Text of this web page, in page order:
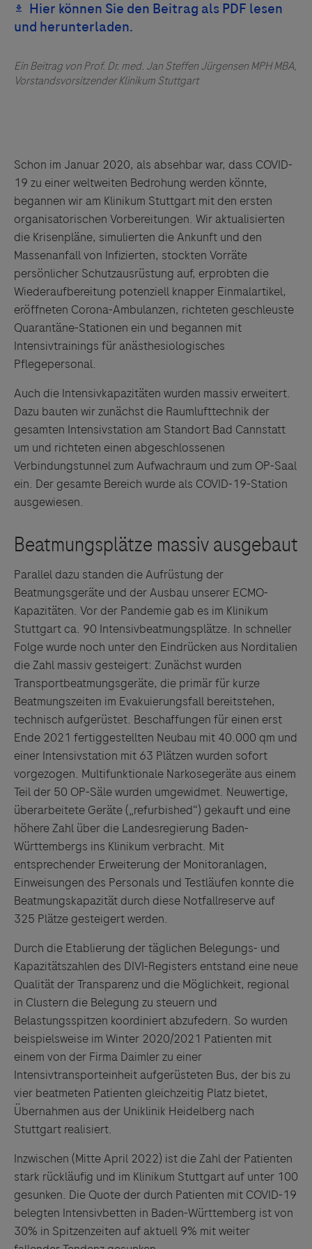
Ein Beitrag von Prof. Dr. med. Jan Steffen Jürgensen MPH MBA,
Vorstandsvorsitzender Klinikum Stuttgart
Schon im Januar 2020, als absehbar war, dass COVID-
19 zu einer weltweiten Bedrohung werden könnte,
begannen wir am Klinikum Stuttgart mit den ersten
organisatorischen Vorbereitungen. Wir aktualisierten
die Krisenpläne, simulierten die Ankunft und den
Massenanfall von Infizierten, stockten Vorräte
persönlicher Schutzausrüstung auf, erprobten die
Wiederaufbereitung potenziell knapper Einmalartikel,
eröffneten Corona-Ambulanzen, richteten geschleuste
Quarantäne-Stationen ein und begannen mit
Intensivtrainings für anästhesiologisches
Pflegepersonal.
Auch die Intensivkapazitäten wurden massiv erweitert.
Dazu bauten wir zunächst die Raumlufttechnik der
gesamten Intensivstation am Standort Bad Cannstatt
um und richteten einen abgeschlossenen
Verbindungstunnel zum Aufwachraum und zum OP-Saal
ein. Der gesamte Bereich wurde als COVID-19-Station
ausgewiesen.
Parallel dazu standen die Aufrüstung der
Beatmungsgeräte und der Ausbau unserer ECMO-
Kapazitäten. Vor der Pandemie gab es im Klinikum
Stuttgart ca. 90 Intensivbeatmungsplätze. In schneller
Folge wurde noch unter den Eindrücken aus Norditalien
die Zahl massiv gesteigert: Zunächst wurden
Transportbeatmungsgeräte, die primär für kurze
Beatmungszeiten im Evakuierungsfall bereitstehen,
technisch aufgerüstet. Beschaffungen für einen erst
Ende 2021 fertiggestellten Neubau mit 40.000 qm und
einer Intensivstation mit 63 Plätzen wurden sofort
vorgezogen. Multifunktionale Narkosegeräte aus einem
Teil der 50 OP-Säle wurden umgewidmet. Neuwertige,
überarbeitete Geräte („refurbished“) gekauft und eine
höhere Zahl über die Landesregierung Baden-
Württembergs ins Klinikum verbracht. Mit
entsprechender Erweiterung der Monitoranlagen,
Einweisungen des Personals und Testläufen konnte die
Beatmungskapazität durch diese Notfallreserve auf
325 Plätze gesteigert werden.
Durch die Etablierung der täglichen Belegungs- und
Kapazitätszahlen des DIVI-Registers entstand eine neue
Qualität der Transparenz und die Möglichkeit, regional
in Clustern die Belegung zu steuern und
Belastungsspitzen koordiniert abzufedern. So wurden
beispielsweise im Winter 2020/2021 Patienten mit
einem von der Firma Daimler zu einer
Intensivtransporteinheit aufgerüsteten Bus, der bis zu
vier beatmeten Patienten gleichzeitig Platz bietet,
Übernahmen aus der Uniklinik Heidelberg nach
Stuttgart realisiert.
Inzwischen (Mitte April 2022) ist die Zahl der Patienten
stark rückläufig und im Klinikum Stuttgart auf unter 100
gesunken. Die Quote der durch Patienten mit COVID-19
belegten Intensivbetten in Baden-Württemberg ist von
30% in Spitzenzeiten auf aktuell 9% mit weiter